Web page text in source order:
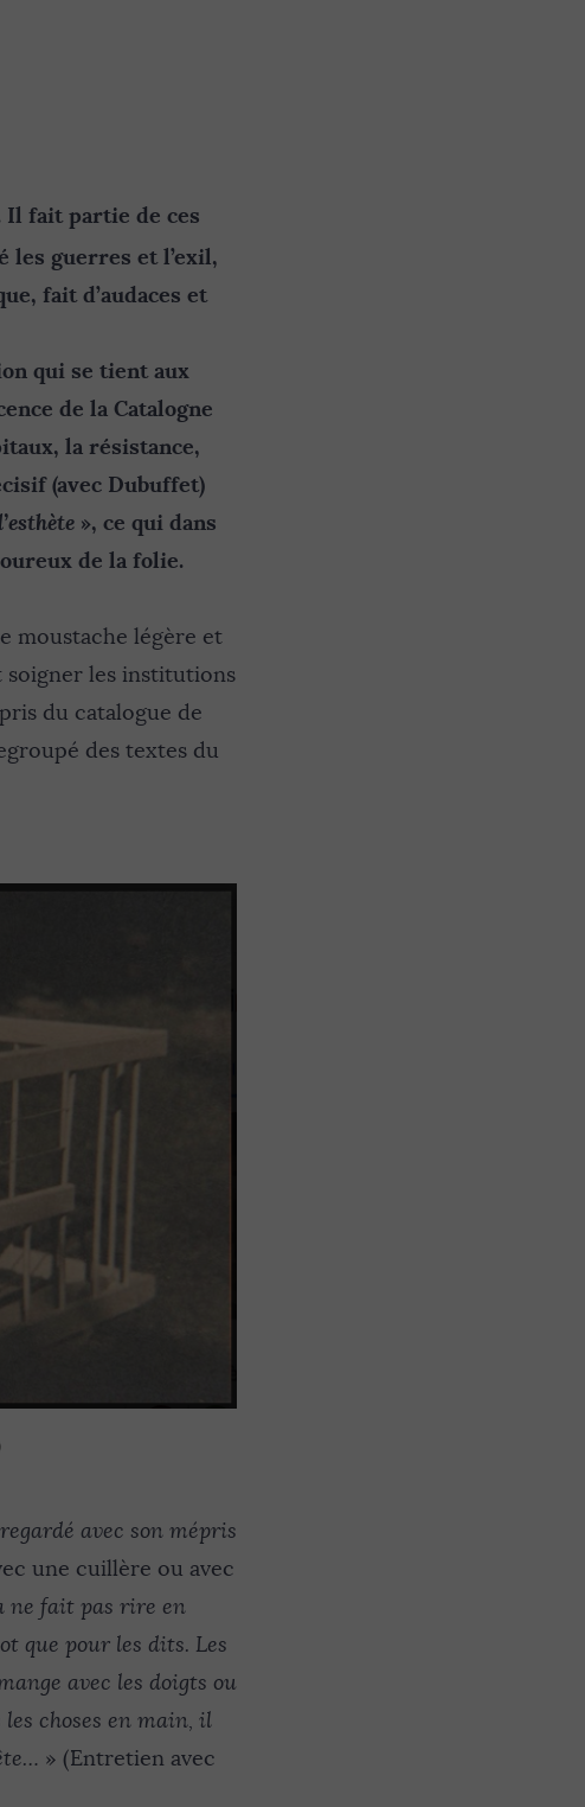
Il fait partie de ces
les guerres et l’exil,
fait d’audaces et
qui se tient aux
de la Catalogne
la résistance,
(avec Dubuffet)
», ce qui dans
de la folie.
moustache légère et
soigner les institutions
du catalogue de
des textes du
avec son mépris
une cuillère ou avec
ne fait pas rire en
que pour les dits. Les
avec les doigts ou
les choses en main, il
» (Entretien avec